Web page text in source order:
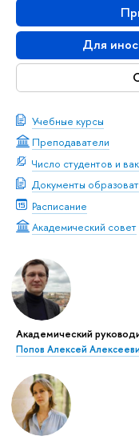
Для
Учебные курсы
Преподаватели
Число студентов и
Документы
Расписание
Академический совет
Академический
Попов Алексей